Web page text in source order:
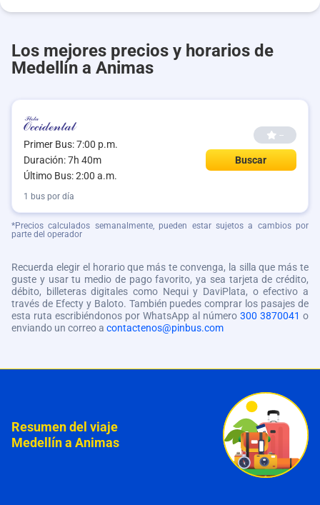
Los mejores precios y horarios de
Medellín a Animas
Primer Bus: 7:00 p.m.
Duración: 7h 40m
Último Bus: 2:00 a.m.
--
Buscar
1 bus por día
*Precios calculados semanalmente, pueden estar sujetos a cambios por
parte del operador
Recuerda elegir el horario que más te convenga, la silla que más te
guste y usar tu medio de pago favorito, ya sea tarjeta de crédito,
débito, billeteras digitales como Nequi y DaviPlata, o efectivo a
través de Efecty y Baloto. También puedes comprar los pasajes de
esta ruta escribiéndonos por WhatsApp al número 300 3870041 o
enviando un correo a contactenos@pinbus.com
Resumen del viaje
Medellín a Animas